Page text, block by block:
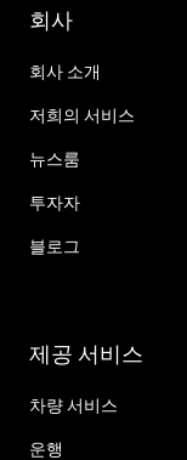
회사
회사 소개
저희의 서비스
뉴스룸
투자자
블로그
제공 서비스
차량 서비스
운행